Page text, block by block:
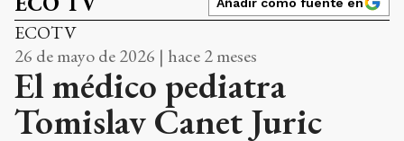
ECOTV
26 de mayo de 2026 | hace 2 meses
El médico pediatra
Tomislav Canet Juric